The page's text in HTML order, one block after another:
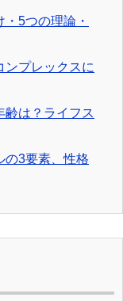
5つの理論・
ンプレックスに
齢は？ライフス
の3要素、性格